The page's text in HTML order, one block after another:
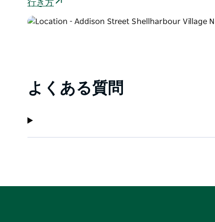
る旅行者のニーズに応える幅広い宿泊施設が揃ってい
海岸沿いの魅力と活気あふれる雰囲気で知られるシ
行き方
よくある質問